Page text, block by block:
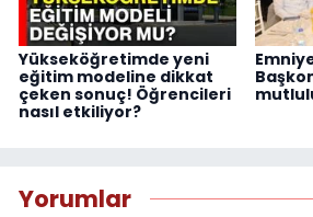
Yükseköğretimde yeni
eğitim modeline dikkat
çeken sonuç! Öğrencileri
nasıl etkiliyor?
Yorumlar